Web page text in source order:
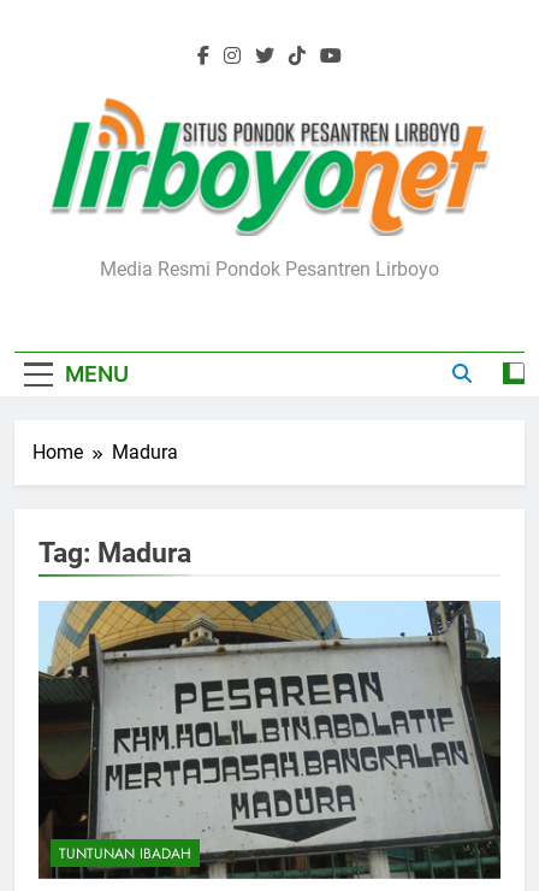
Lirboyo.net
Media Resmi Pondok Pesantren Lirboyo
MENU
Home Madura
Tag: Madura
TUNTUNAN IBADAH